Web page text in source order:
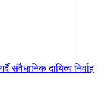
संवैधानिक दायित्व निर्वाह